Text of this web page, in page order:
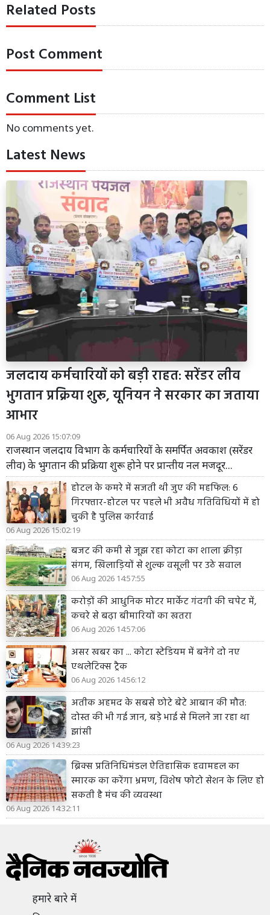
Related Posts
Post Comment
Comment List
No comments yet.
Latest News
जलदाय कर्मचारियों को बड़ी राहत: सरेंडर लीव
भुगतान प्रक्रिया शुरू, यूनियन ने सरकार का जताया
आभार
06 Aug 2026 15:07:09
राजस्थान जलदाय विभाग के कर्मचारियों के समर्पित अवकाश (सरेंडर
लीव) के भुगतान की प्रक्रिया शुरू होने पर प्रान्तीय नल मजदूर...
होटल के कमरे में सजती थी जुए की महफिल: 6
गिरफ्तार-होटल पर पहले भी अवैध गतिविधियों में हो
चुकी है पुलिस कार्रवाई
06 Aug 2026 15:02:19
बजट की कमी से जूझ रहा कोटा का शाला क्रीड़ा
संगम, खिलाड़ियों से शुल्क वसूली पर उठे सवाल
06 Aug 2026 14:57:55
करोड़ों की आधुनिक मोटर मार्केट गंदगी की चपेट में,
कचरे से बढ़ा बीमारियों का खतरा
06 Aug 2026 14:57:06
असर खबर का ... कोटा स्टेडियम में बनेंगे दो नए
एथलेटिक्स ट्रैक
06 Aug 2026 14:56:12
अतीक अहमद के सबसे छोटे बेटे आबान की मौत:
दोस्त की भी गई जान, बड़े भाई से मिलने जा रहा था
झांसी
06 Aug 2026 14:39:23
ब्रिक्स प्रतिनिधिमंडल ऐतिहासिक हवामहल का
स्मारक का करेंगा भ्रमण, विशेष फोटो सेशन के लिए हो
सकती है मंच की व्यवस्था
06 Aug 2026 14:32:11
हमारे बारे में